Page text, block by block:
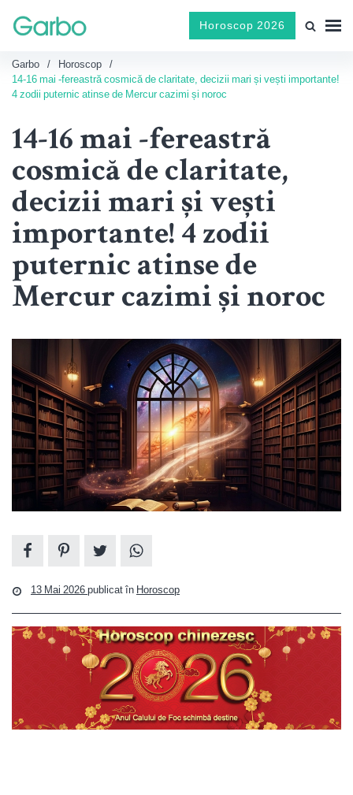
Horoscop 2026
Garbo
Horoscop
14-16 mai -fereastră cosmică de claritate, decizii mari și vești importante!
4 zodii puternic atinse de Mercur cazimi și noroc
14-16 mai -fereastră
cosmică de claritate,
decizii mari și vești
importante! 4 zodii
puternic atinse de
Mercur cazimi și noroc
13 Mai 2026publicat în Horoscop